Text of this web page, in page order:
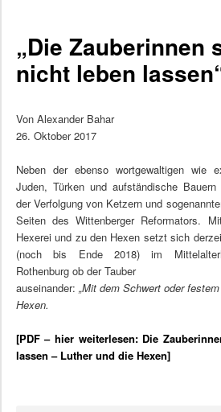
„Die Zauberinnen
nicht leben
Von Alexander Bahar
26. Oktober 2017
Neben der ebenso wortgewaltigen wie
Juden, Türken und aufständische
der Verfolgung von Ketzern und
Seiten des Wittenberger Reformators.
Hexerei und zu den Hexen setzt sich
(noch bis Ende 2018) im
Rothenburg ob der Tauber
auseinander: „Mit dem Schwert oder
Hexen.
[PDF – hier weiterlesen: Die
lassen – Luther und die Hexen]